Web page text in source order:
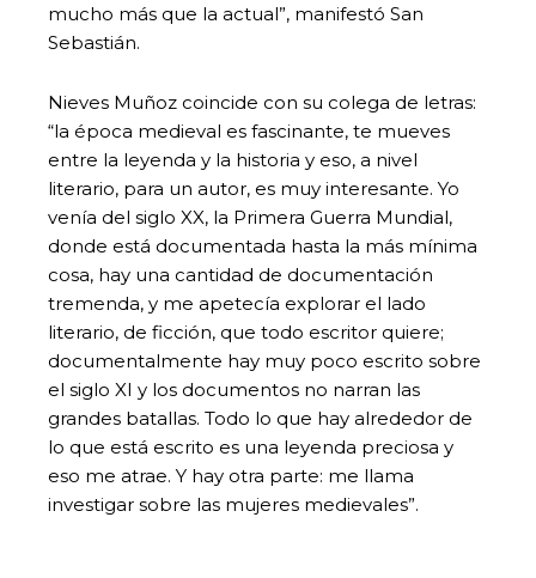
mucho más que la actual”, manifestó San
Sebastián.
Nieves Muñoz coincide con su colega de letras:
“la época medieval es fascinante, te mueves
entre la leyenda y la historia y eso, a nivel
literario, para un autor, es muy interesante. Yo
venía del siglo XX, la Primera Guerra Mundial,
donde está documentada hasta la más mínima
cosa, hay una cantidad de documentación
tremenda, y me apetecía explorar el lado
literario, de ficción, que todo escritor quiere;
documentalmente hay muy poco escrito sobre
el siglo XI y los documentos no narran las
grandes batallas. Todo lo que hay alrededor de
lo que está escrito es una leyenda preciosa y
eso me atrae. Y hay otra parte: me llama
investigar sobre las mujeres medievales”.